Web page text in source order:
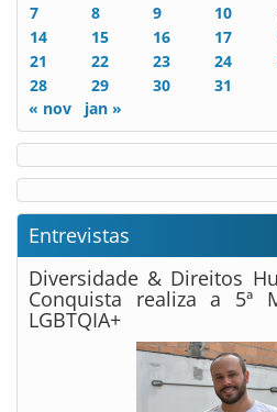
7
8 9 10
14
15 16 17
21
22 23 24
28
29 30
31
« nov
jan »
Entrevistas
Diversidade & Direitos
Conquista realiza a 5ª
LGBTQIA+